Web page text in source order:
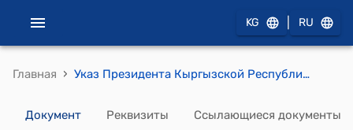
KG RU
Главная › Указ Президента Кыргызской Республики от 9 февраля 2024 года УП № 25 "Об утверждении планов Кыргызской Республики в области Гражданской защиты на 2024 год"
Документ Реквизиты Ссылающиеся документы